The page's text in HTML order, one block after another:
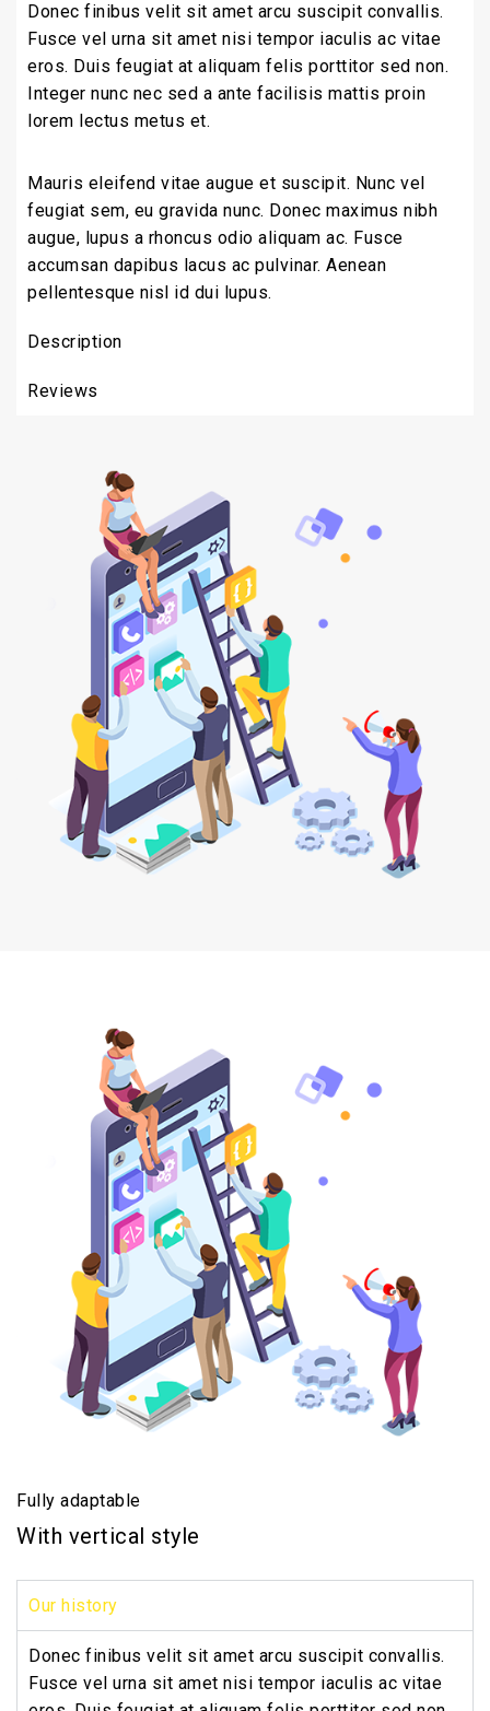
Donec finibus velit sit amet arcu suscipit convallis.
Fusce vel urna sit amet nisi tempor iaculis ac vitae
eros. Duis feugiat at aliquam felis porttitor sed non.
Integer nunc nec sed a ante facilisis mattis proin
lorem lectus metus et.
Mauris eleifend vitae augue et suscipit. Nunc vel
feugiat sem, eu gravida nunc. Donec maximus nibh
augue, lupus a rhoncus odio aliquam ac. Fusce
accumsan dapibus lacus ac pulvinar. Aenean
pellentesque nisl id dui lupus.
Description
Reviews
Fully adaptable
With vertical style
Our history
Donec finibus velit sit amet arcu suscipit convallis.
Fusce vel urna sit amet nisi tempor iaculis ac vitae